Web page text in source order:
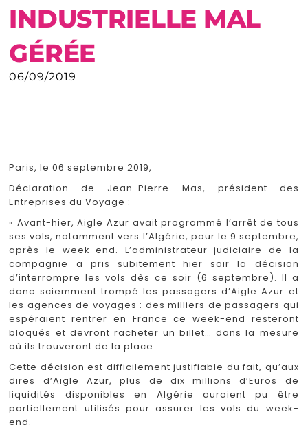
INDUSTRIELLE MAL
GÉRÉE
06/09/2019
Paris, le 06 septembre 2019,
Déclaration de Jean-Pierre Mas, président des
Entreprises du Voyage :
« Avant-hier, Aigle Azur avait programmé l’arrêt de tous
ses vols, notamment vers l’Algérie, pour le 9 septembre,
après le week-end. L’administrateur judiciaire de la
compagnie a pris subitement hier soir la décision
d’interrompre les vols dès ce soir (6 septembre). Il a
donc sciemment trompé les passagers d’Aigle Azur et
les agences de voyages : des milliers de passagers qui
espéraient rentrer en France ce week-end resteront
bloqués et devront racheter un billet… dans la mesure
où ils trouveront de la place.
Cette décision est difficilement justifiable du fait, qu’aux
dires d’Aigle Azur, plus de dix millions d’Euros de
liquidités disponibles en Algérie auraient pu être
partiellement utilisés pour assurer les vols du week-
end.